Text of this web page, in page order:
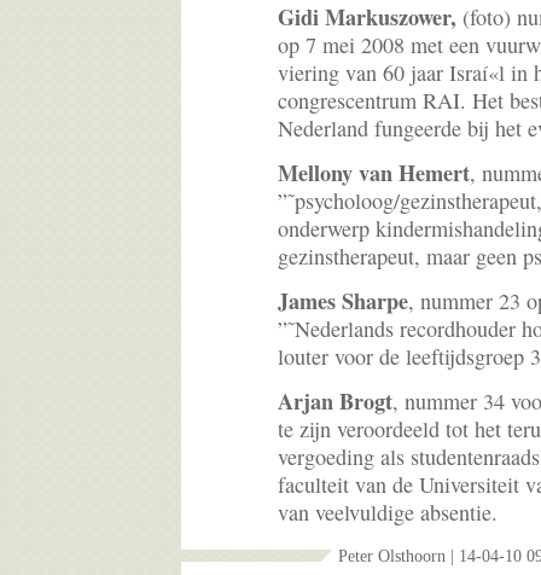
Gidi Markuszower, (foto)
op 7 mei 2008 met een
viering van 60 jaar Israí«l in
congrescentrum RAI. Het
Nederland fungeerde bij het
Mellony van Hemert,
”˜psycholoog/
onderwerp
gezinstherapeut, maar geen
James Sharpe, nummer 23
”˜Nederlands recordhouder
louter voor de leeftijdsgroep
Arjan Brogt, nummer 34
te zijn veroordeeld tot het
vergoeding als
faculteit van de Universiteit
van veelvuldige absentie.
Peter Olsthoorn | 14-04-10